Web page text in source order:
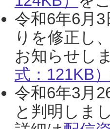
令和6年6月
りを修正し
お知らせし
式：121KB）
令和6年3月
と判明しま